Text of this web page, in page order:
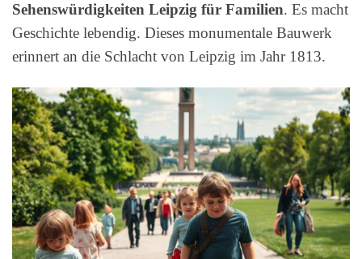
Sehenswürdigkeiten Leipzig für Familien. Es macht
Geschichte lebendig. Dieses monumentale Bauwerk
erinnert an die Schlacht von Leipzig im Jahr 1813.